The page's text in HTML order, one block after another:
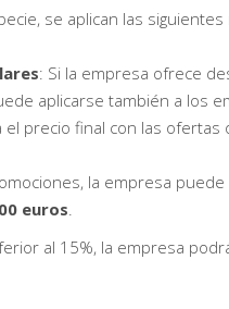
se aplican las siguientes
: Si la empresa ofrece
aplicarse también a los
el precio final con las
la empresa
euros.
al 15%, la empresa